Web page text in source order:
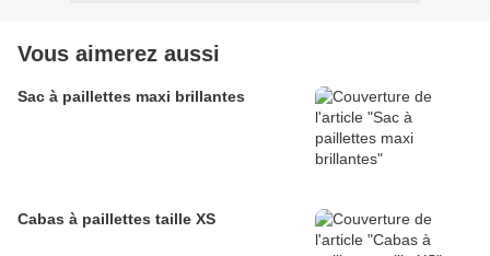
Vous aimerez aussi
Sac à paillettes maxi brillantes
Cabas à paillettes taille XS